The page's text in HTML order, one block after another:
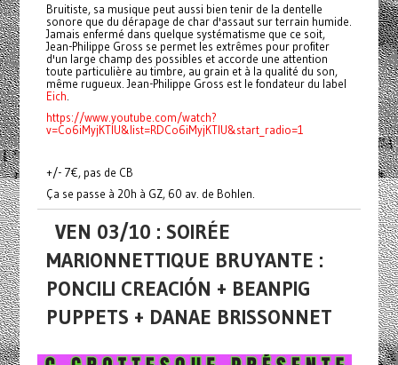
Bruitiste, sa musique peut aussi bien tenir de la dentelle
sonore que du dérapage de char d'assaut sur terrain humide.
Jamais enfermé dans quelque systématisme que ce soit,
Jean-Philippe Gross se permet les extrêmes pour profiter
d'un large champ des possibles et accorde une attention
toute particulière au timbre, au grain et à la qualité du son,
même rugueux. Jean-Philippe Gross est le fondateur du label
Eich
https://www.youtube.com/watch?
v=Co6iMyjKTlU&list=RDCo6iMyjKTlU&start_radio=1
+/- 7€, pas de CB
Ça se passe à 20h à GZ, 60 av. de Bohlen.
VEN 03/10 : SOIRÉE
MARIONNETTIQUE BRUYANTE :
PONCILI CREACIÓN + BEANPIG
PUPPETS + DANAE BRISSONNET